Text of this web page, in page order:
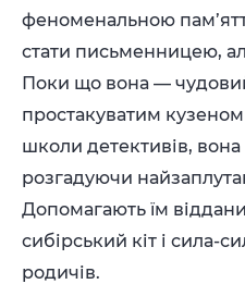
феноменальною
стати письменницею,
Поки що вона —
простакуватим
школи детективів,
розгадуючи
Допомагають їм
сибірський кіт і сила-
родичів.